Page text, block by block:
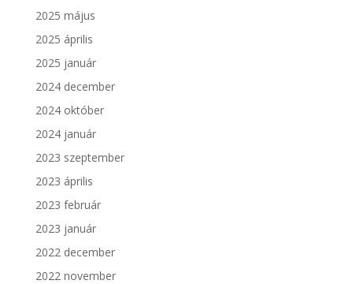
2025 május
2025 április
2025 január
2024 december
2024 október
2024 január
2023 szeptember
2023 április
2023 február
2023 január
2022 december
2022 november